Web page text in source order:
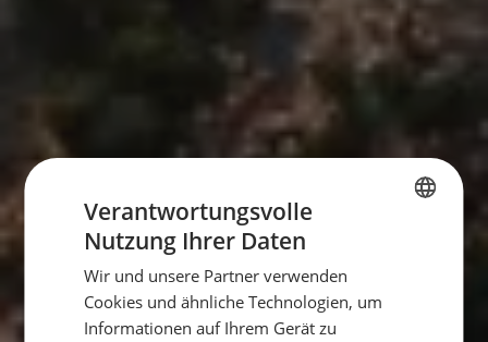
Verantwortungsvolle
Nutzung Ihrer Daten
Wir und unsere Partner verwenden
Cookies und ähnliche Technologien, um
Informationen auf Ihrem Gerät zu